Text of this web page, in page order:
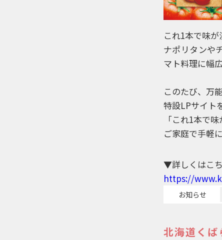
これ1本で味
ナポリタンや
マト料理に幅
このたび、万
特設LPサイト
「これ1本で
ご家庭で手軽
▼詳しくはこ
https://
お知らせ
北海道くば